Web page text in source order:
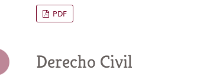
PDF
Derecho Civil